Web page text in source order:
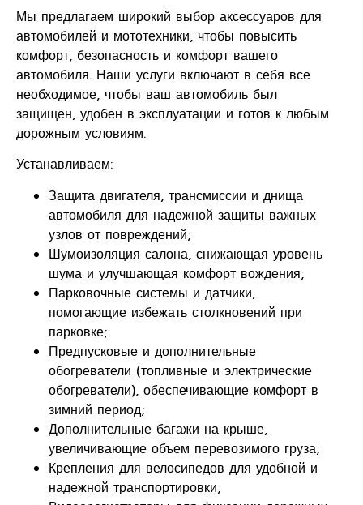
Мы предлагаем широкий выбор аксессуаров для
автомобилей и мототехники, чтобы повысить
комфорт, безопасность и комфорт вашего
автомобиля. Наши услуги включают в себя все
необходимое, чтобы ваш автомобиль был
защищен, удобен в эксплуатации и готов к любым
дорожным условиям.
Устанавливаем:
Защита двигателя, трансмиссии и днища
автомобиля для надежной защиты важных
узлов от повреждений;
Шумоизоляция салона, снижающая уровень
шума и улучшающая комфорт вождения;
Парковочные системы и датчики,
помогающие избежать столкновений при
парковке;
Предпусковые и дополнительные
обогреватели (топливные и электрические
обогреватели), обеспечивающие комфорт в
зимний период;
Дополнительные багажи на крыше,
увеличивающие объем перевозимого груза;
Крепления для велосипедов для удобной и
надежной транспортировки;